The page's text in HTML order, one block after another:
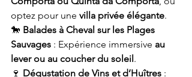
optez pour une villa privée élégante.
🐎 Balades à Cheval sur les Plages
Sauvages : Expérience immersive au
lever ou au coucher du soleil.
🍷 Dégustation de Vins et d’Huîtres :